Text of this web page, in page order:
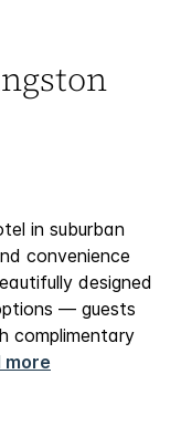
in suburban
convenience
designed
— guests
complimentary
more